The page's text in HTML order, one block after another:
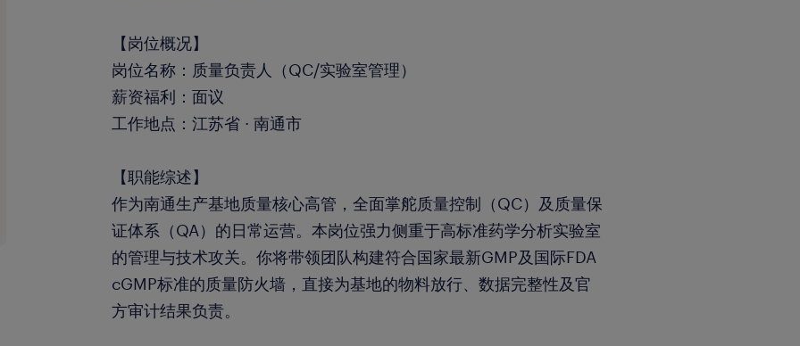
【岗位概况】
岗位名称：质量负责人（QC/实验室管理）
薪资福利：面议
工作地点：江苏省 · 南通市
【职能综述】
作为南通生产基地质量核心高管，全面掌舵质量控制（QC）及质量保
证体系（QA）的日常运营。本岗位强力侧重于高标准药学分析实验室
的管理与技术攻关。你将带领团队构建符合国家最新GMP及国际FDA
cGMP标准的质量防火墙，直接为基地的物料放行、数据完整性及官
方审计结果负责。